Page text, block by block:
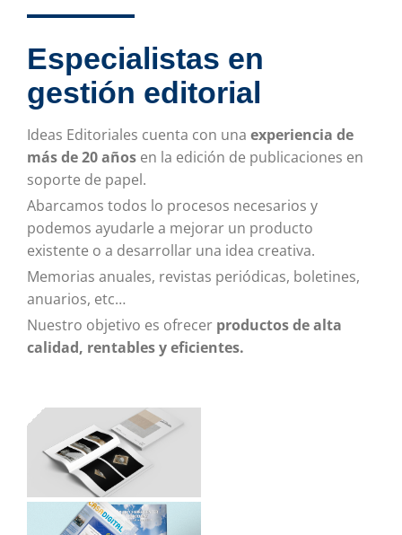
Especialistas en
gestión editorial
Ideas Editoriales cuenta con una experiencia de
más de 20 años en la edición de publicaciones en
soporte de papel.
Abarcamos todos lo procesos necesarios y
podemos ayudarle a mejorar un producto
existente o a desarrollar una idea creativa.
Memorias anuales, revistas periódicas, boletines,
anuarios, etc…
Nuestro objetivo es ofrecer productos de alta
calidad, rentables y eficientes.